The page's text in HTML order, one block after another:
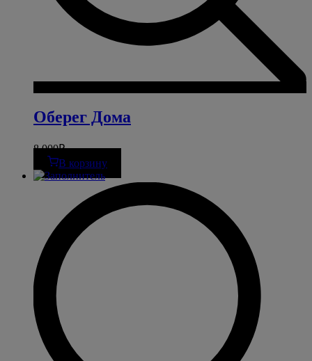
Оберег Дома
8 000₽
В корзину